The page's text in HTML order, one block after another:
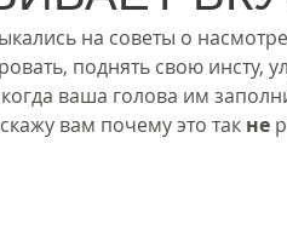
на советы о
поднять свою инсту,
ваша голова им
вам почему это так не